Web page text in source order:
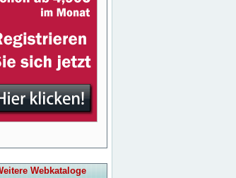
Webkataloge